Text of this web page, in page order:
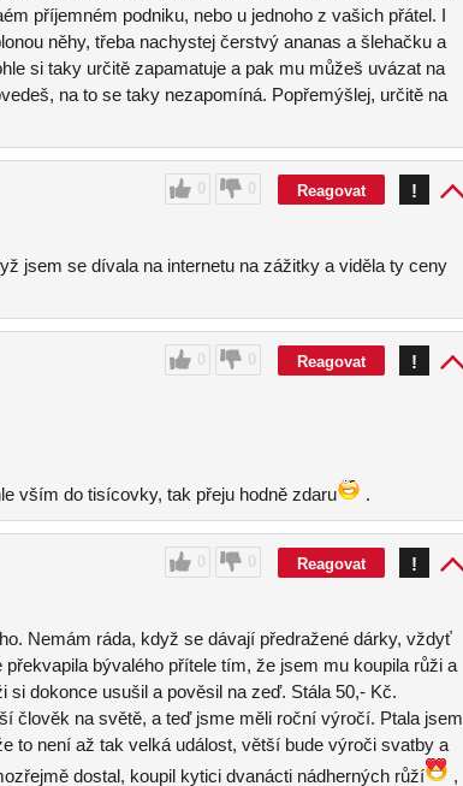
příjemném podniku, nebo u jednoho z vašich přátel. I
něhy, třeba nachystej čerstvý ananas a šlehačku a
si taky určitě zapamatuje a pak mu můžeš uvázat na
na to se taky nezapomíná. Popřemýšlej, určitě na
0 0 Reagovat !
jsem se dívala na internetu na zážitky a viděla ty ceny
0 0 Reagovat !
vším do tisícovky, tak přeju hodně zdaru .
0 0 Reagovat !
Nemám ráda, když se dávají předražené dárky, vždyť
bývalého přítele tím, že jsem mu koupila růži a
dokonce usušil a pověsil na zeď. Stála 50,- Kč.
člověk na světě, a teď jsme měli roční výročí. Ptala jsem
to není až tak velká událost, větší bude výroči svatby a
dostal, koupil kytici dvanácti nádherných růží
,